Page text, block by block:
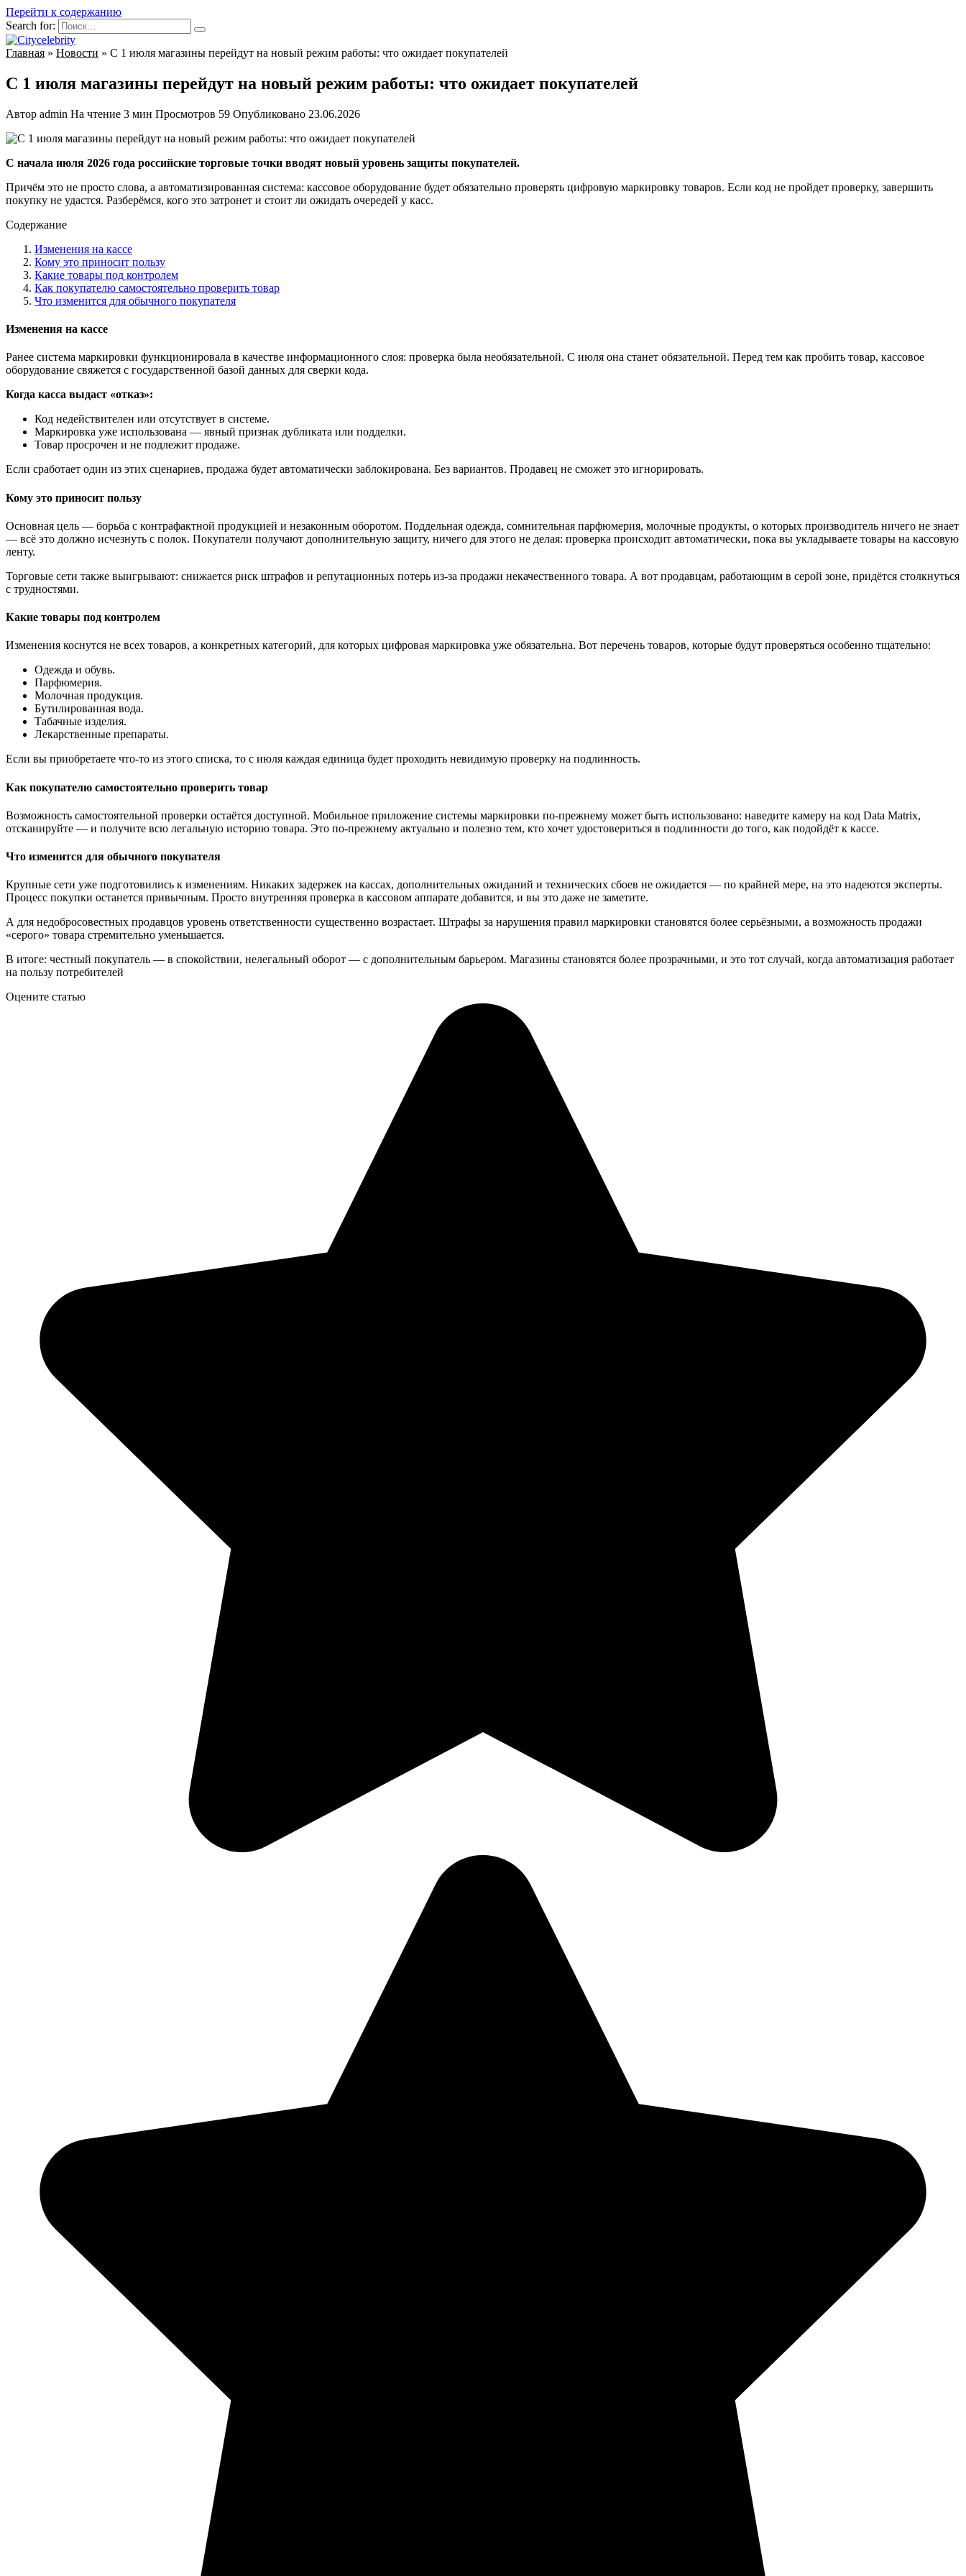
Перейти к содержанию
Search for:
Главная » Новости » С 1 июля магазины перейдут на новый режим работы: что ожидает покупателей
С 1 июля магазины перейдут на новый режим работы: что ожидает покупателей
Автор admin На чтение 3 мин Просмотров 59 Опубликовано 23.06.2026
С начала июля 2026 года российские торговые точки вводят новый уровень защиты покупателей.
Причём это не просто слова, а автоматизированная система: кассовое оборудование будет обязательно проверять цифровую маркировку товаров. Если код не пройдет проверку, завершить
покупку не удастся. Разберёмся, кого это затронет и стоит ли ожидать очередей у касс.
Содержание
Изменения на кассе
Кому это приносит пользу
Какие товары под контролем
Как покупателю самостоятельно проверить товар
Что изменится для обычного покупателя
Изменения на кассе
Ранее система маркировки функционировала в качестве информационного слоя: проверка была необязательной. С июля она станет обязательной. Перед тем как пробить товар, кассовое
оборудование свяжется с государственной базой данных для сверки кода.
Когда касса выдаст «отказ»:
Код недействителен или отсутствует в системе.
Маркировка уже использована — явный признак дубликата или подделки.
Товар просрочен и не подлежит продаже.
Если сработает один из этих сценариев, продажа будет автоматически заблокирована. Без вариантов. Продавец не сможет это игнорировать.
Кому это приносит пользу
Основная цель — борьба с контрафактной продукцией и незаконным оборотом. Поддельная одежда, сомнительная парфюмерия, молочные продукты, о которых производитель ничего не знает
— всё это должно исчезнуть с полок. Покупатели получают дополнительную защиту, ничего для этого не делая: проверка происходит автоматически, пока вы укладываете товары на кассовую
ленту.
Торговые сети также выигрывают: снижается риск штрафов и репутационных потерь из-за продажи некачественного товара. А вот продавцам, работающим в серой зоне, придётся столкнуться
с трудностями.
Какие товары под контролем
Изменения коснутся не всех товаров, а конкретных категорий, для которых цифровая маркировка уже обязательна. Вот перечень товаров, которые будут проверяться особенно тщательно:
Одежда и обувь.
Парфюмерия.
Молочная продукция.
Бутилированная вода.
Табачные изделия.
Лекарственные препараты.
Если вы приобретаете что-то из этого списка, то с июля каждая единица будет проходить невидимую проверку на подлинность.
Как покупателю самостоятельно проверить товар
Возможность самостоятельной проверки остаётся доступной. Мобильное приложение системы маркировки по-прежнему может быть использовано: наведите камеру на код Data Matrix,
отсканируйте — и получите всю легальную историю товара. Это по-прежнему актуально и полезно тем, кто хочет удостовериться в подлинности до того, как подойдёт к кассе.
Что изменится для обычного покупателя
Крупные сети уже подготовились к изменениям. Никаких задержек на кассах, дополнительных ожиданий и технических сбоев не ожидается — по крайней мере, на это надеются эксперты.
Процесс покупки останется привычным. Просто внутренняя проверка в кассовом аппарате добавится, и вы это даже не заметите.
А для недобросовестных продавцов уровень ответственности существенно возрастает. Штрафы за нарушения правил маркировки становятся более серьёзными, а возможность продажи
«серого» товара стремительно уменьшается.
В итоге: честный покупатель — в спокойствии, нелегальный оборот — с дополнительным барьером. Магазины становятся более прозрачными, и это тот случай, когда автоматизация работает
на пользу потребителей
Оцените статью